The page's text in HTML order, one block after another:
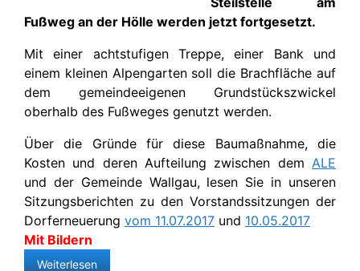
Fußweg an der Hölle werden jetzt fortgesetzt.
Mit einer achtstufigen Treppe, einer Bank und
einem kleinen Alpengarten soll die Brachfläche auf
dem gemeindeeigenen Grundstückszwickel
oberhalb des Fußweges genutzt werden.
Über die Gründe für diese Baumaßnahme, die
Kosten und deren Aufteilung zwischen dem ALE
und der Gemeinde Wallgau, lesen Sie in unseren
Sitzungsberichten zu den Vorstandssitzungen der
Dorferneuerung vom 11.07.2017 und 10.05.2017
Mit Bildern
Weiterlesen